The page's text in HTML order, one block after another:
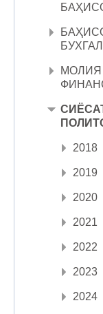
МОЛИЯ
2018
2019
2020
2021
2022
2023
2024